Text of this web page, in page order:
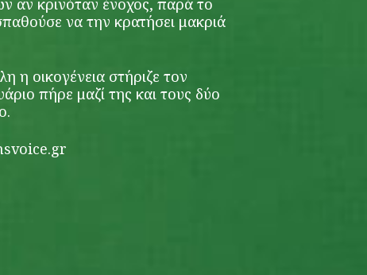
αν κρινόταν ένοχος, παρά το
να την κρατήσει μακριά
η οικογένεια στήριζε τον
πήρε μαζί της και τους δύο